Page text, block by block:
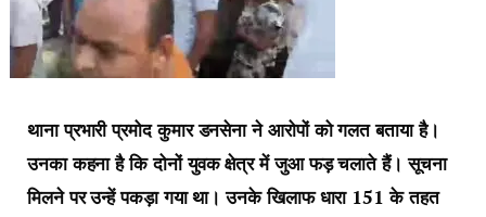
थाना प्रभारी प्रमोद कुमार डनसेना ने आरोपों को गलत बताया है।
उनका कहना है कि दोनों युवक क्षेत्र में जुआ फड़ चलाते हैं। सूचना
मिलने पर उन्हें पकड़ा गया था। उनके खिलाफ धारा 151 के तहत